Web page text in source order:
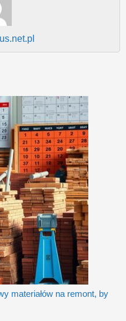
materiałów na remont, by